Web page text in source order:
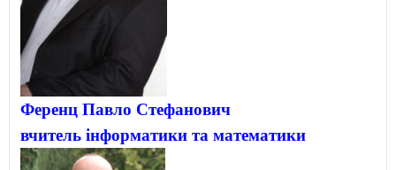
Ференц Павло Стефанович
вчитель інформатики та математики